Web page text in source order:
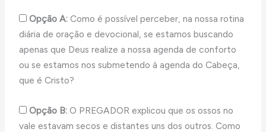
Opção A: Como é possível perceber, na nossa rotina
diária de oração e devocional, se estamos buscando
apenas que Deus realize a nossa agenda de conforto
ou se estamos nos submetendo à agenda do Cabeça,
que é Cristo?
Opção B: O PREGADOR explicou que os ossos no
vale estavam secos e distantes uns dos outros. Como